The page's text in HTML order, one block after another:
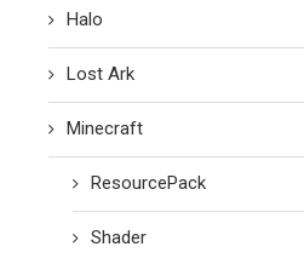
Halo
Lost Ark
Minecraft
ResourcePack
Shader